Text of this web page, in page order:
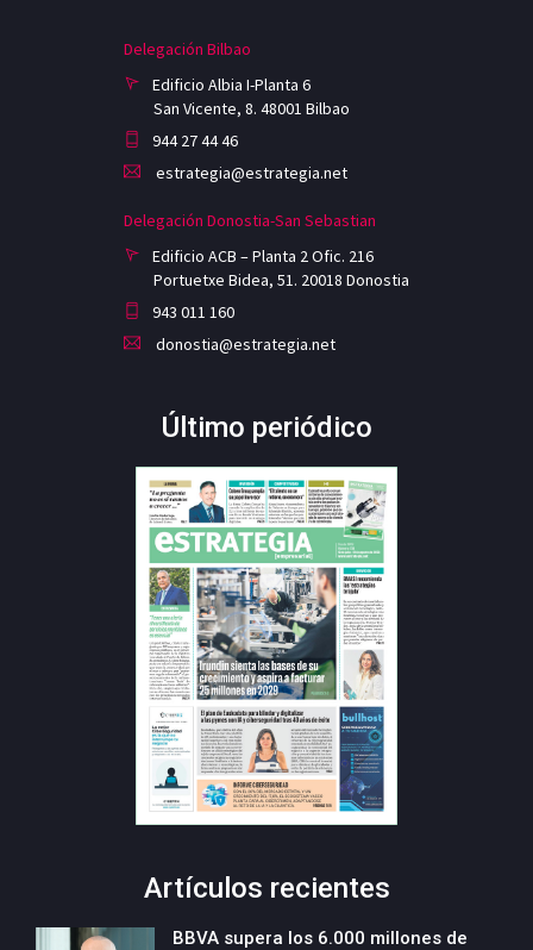
Delegación Bilbao
Edificio Albia I-Planta 6
San Vicente, 8. 48001 Bilbao
944 27 44 46
estrategia@estrategia.net
Delegación Donostia-San Sebastian
Edificio ACB – Planta 2 Ofic. 216
Portuetxe Bidea, 51. 20018 Donostia
943 011 160
donostia@estrategia.net
Último periódico
Artículos recientes
BBVA supera los 6.000 millones de